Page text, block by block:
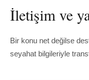
İletişim ve
Bir konu net değilse
seyahat bilgileriyle